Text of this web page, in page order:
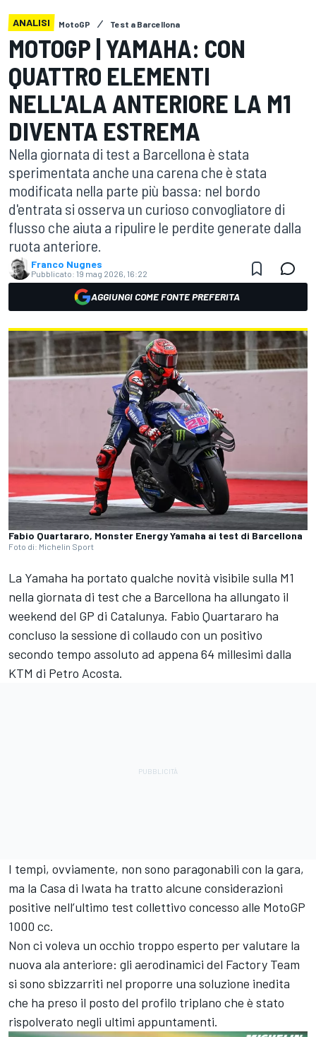
ANALISI MotoGP Test a Barcellona
MOTOGP | YAMAHA: CON
QUATTRO ELEMENTI
NELL'ALA ANTERIORE LA M1
DIVENTA ESTREMA
Nella giornata di test a Barcellona è stata
sperimentata anche una carena che è stata
modificata nella parte più bassa: nel bordo
d'entrata si osserva un curioso convogliatore di
flusso che aiuta a ripulire le perdite generate dalla
ruota anteriore.
Franco Nugnes
Pubblicato: 19 mag 2026, 16:22
AGGIUNGI COME FONTE PREFERITA
Fabio Quartararo, Monster Energy Yamaha ai test di Barcellona
Foto di: Michelin Sport
La Yamaha ha portato qualche novità visibile sulla M1
nella giornata di test che a Barcellona ha allungato il
weekend del GP di Catalunya. Fabio Quartararo ha
concluso la sessione di collaudo con un positivo
secondo tempo assoluto ad appena 64 millesimi dalla
KTM di Petro Acosta.
I tempi, ovviamente, non sono paragonabili con la gara,
ma la Casa di Iwata ha tratto alcune considerazioni
positive nell’ultimo test collettivo concesso alle MotoGP
1000 cc.
Non ci voleva un occhio troppo esperto per valutare la
nuova ala anteriore: gli aerodinamici del Factory Team
si sono sbizzarriti nel proporre una soluzione inedita
che ha preso il posto del profilo triplano che è stato
rispolverato negli ultimi appuntamenti.